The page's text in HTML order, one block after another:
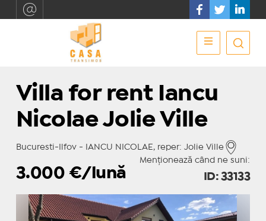
Villa for rent Iancu
Nicolae Jolie Ville
Bucuresti-Ilfov - IANCU NICOLAE, reper: Jolie Ville
Menționează când ne suni:
3.000 €/lună ID: 33133